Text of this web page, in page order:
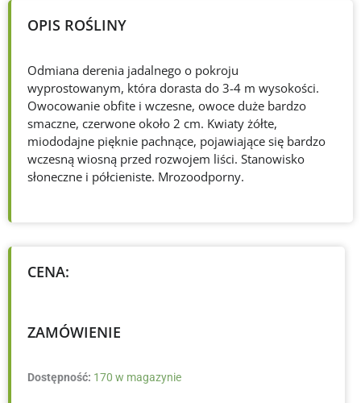
OPIS ROŚLINY
Odmiana derenia jadalnego o pokroju
wyprostowanym, która dorasta do 3-4 m wysokości.
Owocowanie obfite i wczesne, owoce duże bardzo
smaczne, czerwone około 2 cm. Kwiaty żółte,
miododajne pięknie pachnące, pojawiające się bardzo
wczesną wiosną przed rozwojem liści. Stanowisko
słoneczne i półcieniste. Mrozoodporny.
CENA:
ZAMÓWIENIE
Dostępność: 170 w magazynie
ilość